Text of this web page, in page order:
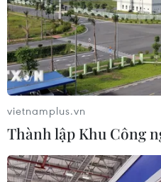
vietnamplus.vn
Thành lập Khu Công